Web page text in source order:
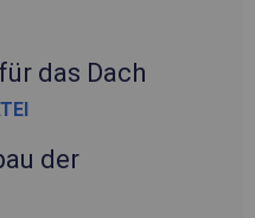
das Dach
der